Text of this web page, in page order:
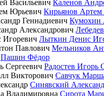
Каленов
Кирьянов
Кумохин
Лыткин Денис
Мельников
Пашин Фёдор
Радостев Игорь
Савчук
Синявский
Сирота